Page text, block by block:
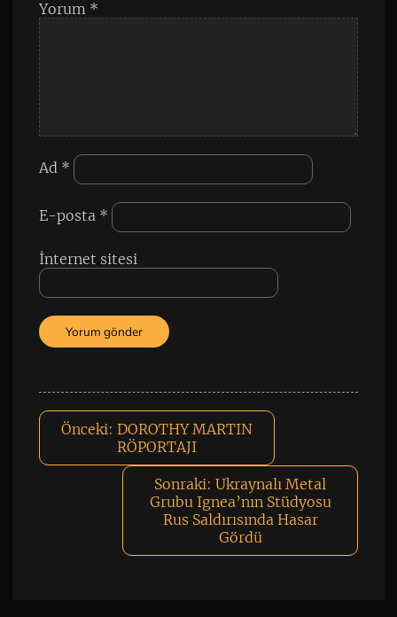
Yorum *
Ad *
E-posta *
İnternet sitesi
Önceki: DOROTHY MARTIN
RÖPORTAJI
Sonraki: Ukraynalı Metal
Grubu Ignea’nın Stüdyosu
Rus Saldırısında Hasar
Gördü